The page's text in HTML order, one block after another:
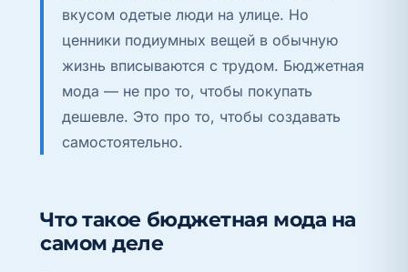
вкусом одетые люди на улице. Но
ценники подиумных вещей в обычную
жизнь вписываются с трудом. Бюджетная
мода — не про то, чтобы покупать
дешевле. Это про то, чтобы создавать
самостоятельно.
Что такое бюджетная мода на
самом деле